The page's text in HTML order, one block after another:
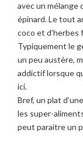
avec un mélange
épinard. Le tout
coco et d’herbes
Typiquement le
un peu austère,
addictif lorsque
ici.
Bref, un plat
les super-
peut paraitre un